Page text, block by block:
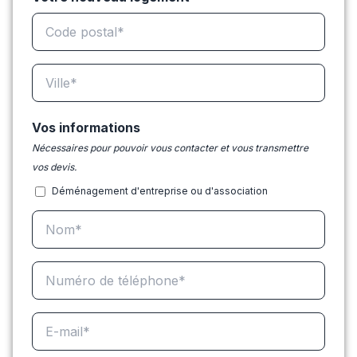
Vos informations
Nécessaires pour pouvoir vous contacter et vous transmettre
vos devis.
Déménagement d'entreprise ou d'association